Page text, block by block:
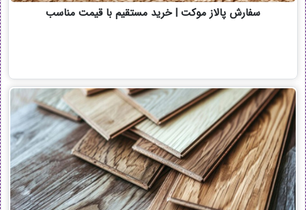
سفارش پالاز موکت | خرید مستقیم با قیمت مناسب